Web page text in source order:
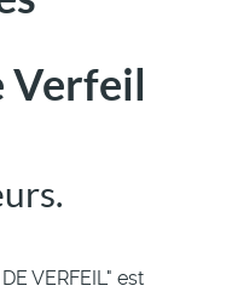
Verfeil
VERFEIL" est